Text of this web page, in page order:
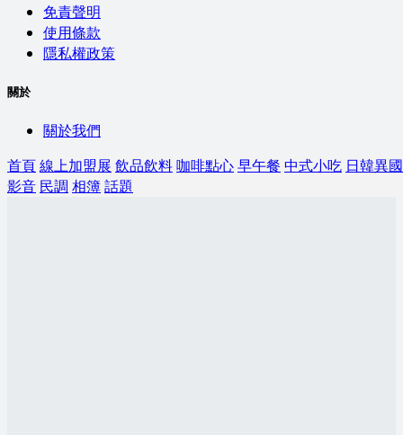
免責聲明
使用條款
隱私權政策
關於
關於我們
首頁線上加盟展 飲品飲料咖啡點心早午餐 中式小吃 日韓異國
影音 民調 相簿話題